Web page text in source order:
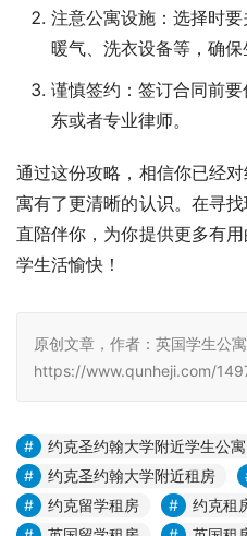
注意公寓设施：选择时要
暖气、洗衣设备等，确保
谨慎签约：签订合同前
东或者专业律师。
通过这份攻略，相信你已经
寓有了更清晰的认识。在寻
直陪伴你，为你提供更多有
学生活愉快！
原创文章，作者：英国学生公
https://www.qunheji.com/
约克圣约翰大学附近学生公寓
约克圣约翰大学附近租房
约克留学租房
约克租